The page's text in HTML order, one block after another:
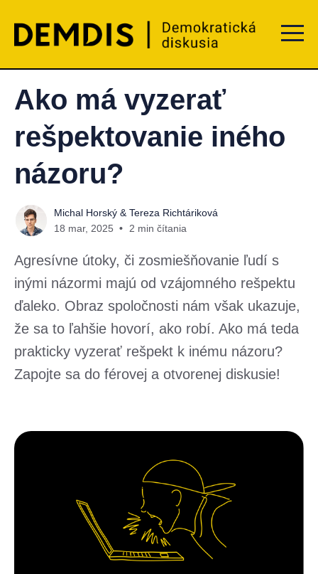
Menu
Ako má vyzerať
rešpektovanie iného
názoru?
Michal Horský & Tereza Richtáriková
18 mar, 2025
2 min čítania
Agresívne útoky, či zosmiešňovanie ľudí s
inými názormi majú od vzájomného rešpektu
ďaleko. Obraz spoločnosti nám však ukazuje,
že sa to ľahšie hovorí, ako robí. Ako má teda
prakticky vyzerať rešpekt k inému názoru?
Zapojte sa do férovej a otvorenej diskusie!